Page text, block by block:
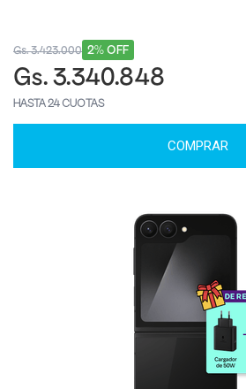
2% OFF
Gs. 3.423.000
Gs. 3.340.848
HASTA 24 CUOTAS
COMPRAR